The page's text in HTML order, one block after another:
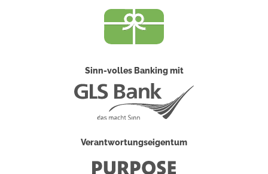
Sinn-volles Banking mit
Verantwortungseigentum